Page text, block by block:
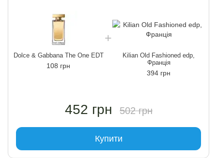
Dolce & Gabbana The One EDT
108 грн
Kilian Old Fashioned edp,
Франція
394 грн
452 грн 502 грн
Купити